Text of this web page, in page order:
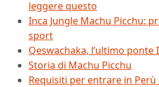
leggere questo
Inca Jungle Machu Picchu:
sport
Qeswachaka, l’ultimo ponte
Storia di Machu Picchu
Requisiti per entrare in